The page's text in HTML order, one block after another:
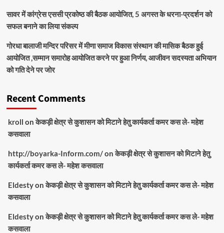
सावर में कांग्रेस एससी प्रकोष्ठ की बैठक आयोजित, 5 अगस्त के धरना-प्रदर्शन को
सफल बनाने का लिया संकल्प
गोरधा बालाजी मन्दिर परिसर में मीणा समाज विकास संस्थान की मासिक बैठक हुई
आयोजित ,सम्मान समारोह आयोजित करने पर हुआ निर्णय, आजीवन सदस्यता अभियान
को गति देने पर जोर
Recent Comments
kroll onकेकड़ी क्षेत्र से कुशासन को मिटाने हेतु कार्यकर्ता कमर कस ले- महेश
कसवाला
http://boyarka-Inform.com/onकेकड़ी क्षेत्र से कुशासन को मिटाने हेतु
कार्यकर्ता कमर कस ले- महेश कसवाला
Eldestyonकेकड़ी क्षेत्र से कुशासन को मिटाने हेतु कार्यकर्ता कमर कस ले- महेश
कसवाला
Eldestyonकेकड़ी क्षेत्र से कुशासन को मिटाने हेतु कार्यकर्ता कमर कस ले- महेश
कसवाला